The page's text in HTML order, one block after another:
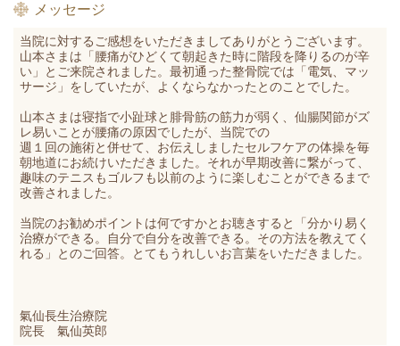
メッセージ
当院に対するご感想をいただきましてありがとうございます。
山本さまは「腰痛がひどくて朝起きた時に階段を降りるのが辛
い 」とご来院されました。最初通った整骨院では 「電気、マッ
サージ」をしていたが、よくならなかったとのことでした。
山本さまは寝指で小趾球と腓骨筋の筋力が弱く、仙腸関節がズ
レ易いことが腰痛の原因でしたが、当院での
週１回の施術と併せて、お伝えしましたセルフケアの体操を毎
朝地道にお続けいただきました。それが早期改善に繋がって、
趣味のテニスもゴルフも以前のように楽しむことができるまで
改善されました。
当院のお勧めポイントは何ですかとお聴きすると「分かり易く
治療ができる。自分で自分を改善できる。その方法を教えてく
れる」
とのご回答。とてもうれしいお言葉をいただきました。
氣仙長生治療院
院長 氣仙英郎